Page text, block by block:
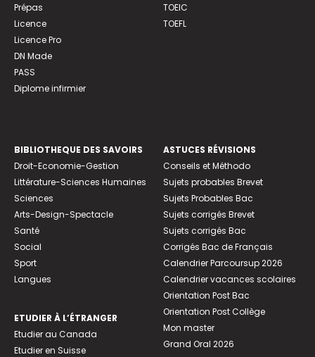
Prépas
Licence
Licence Pro
DN Made
PASS
Diplome infirmier
TOEIC
TOEFL
BIBLIOTHEQUE DES SAVOIRS
Droit-Economie-Gestion
Littérature-Sciences Humaines
Sciences
Arts-Design-Spectacle
Santé
Social
Sport
Langues
ETUDIER À L’ÉTRANGER
Etudier au Canada
Etudier en Suisse
ASTUCES RÉVISIONS
Conseils et Méthodo
Sujets probables Brevet
Sujets Probables Bac
Sujets corrigés Brevet
Sujets corrigés Bac
Corrigés Bac de Français
Calendrier Parcoursup 2026
Calendrier vacances scolaires
Orientation Post Bac
Orientation Post Collège
Mon master
Grand Oral 2026